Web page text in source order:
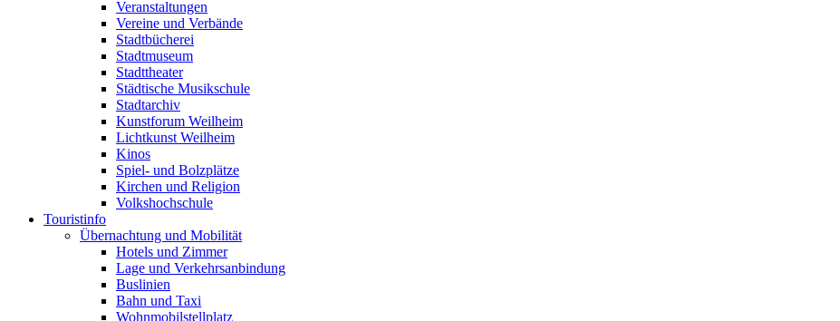
Veranstaltungen
Vereine und Verbände
Stadtbücherei
Stadtmuseum
Stadttheater
Städtische Musikschule
Stadtarchiv
Kunstforum Weilheim
Lichtkunst Weilheim
Kinos
Spiel- und Bolzplätze
Kirchen und Religion
Volkshochschule
Touristinfo
Übernachtung und Mobilität
Hotels und Zimmer
Lage und Verkehrsanbindung
Buslinien
Bahn und Taxi
Wohnmobilstellplatz